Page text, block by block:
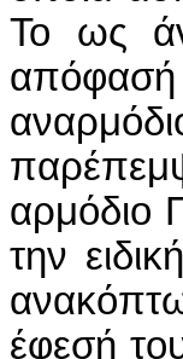
Το ως
απόφασή
αρμόδιο
την
έφεσή